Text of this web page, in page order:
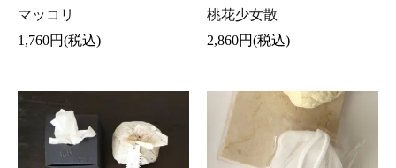
マッコリ
1,760円(税込)
桃花少女散
2,860円(税込)